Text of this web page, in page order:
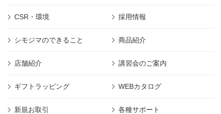
CSR・環境 採用情報
シモジマのできること 商品紹介
店舗紹介 講習会のご案内
ギフトラッピング WEBカタログ
新規お取引 各種サポート